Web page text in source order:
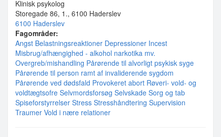
Klinisk psykolog
Storegade 86, 1., 6100 Haderslev
6100 Haderslev
Fagområder:
Angst Belastningsreaktioner Depressioner Incest
Misbrug/afhængighed - alkohol narkotika mv.
Overgreb/mishandling Pårørende til alvorligt psykisk syge
Pårørende til person ramt af invaliderende sygdom
Pårørende ved dødsfald Provokeret abort Røveri- vold- og
voldtægtsofre Selvmordsforsøg Selvskade Sorg og tab
Spiseforstyrrelser Stress Stresshåndtering Supervision
Traumer Vold i nære relationer